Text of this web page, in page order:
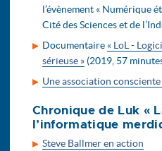
l’évènement « Numérique
Cité des Sciences et de
Documentaire « LoL -
sérieuse » (2019, 57
Une association
Chronique de Luk «
l’informatique
Steve Ballmer en action